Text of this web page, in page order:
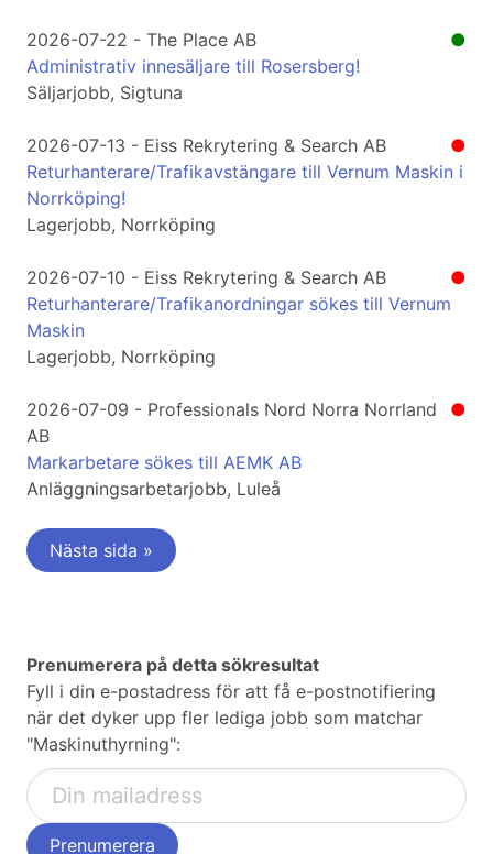
●
2026-07-22 - The Place AB
Administrativ innesäljare till Rosersberg!
Säljarjobb, Sigtuna
●
2026-07-13 - Eiss Rekrytering & Search AB
Returhanterare/Trafikavstängare till Vernum Maskin i
Norrköping!
Lagerjobb, Norrköping
●
2026-07-10 - Eiss Rekrytering & Search AB
Returhanterare/Trafikanordningar sökes till Vernum
Maskin
Lagerjobb, Norrköping
●
2026-07-09 - Professionals Nord Norra Norrland
AB
Markarbetare sökes till AEMK AB
Anläggningsarbetarjobb, Luleå
Nästa sida »
Prenumerera på detta sökresultat
Fyll i din e-postadress för att få e-postnotifiering
när det dyker upp fler lediga jobb som matchar
"Maskinuthyrning":